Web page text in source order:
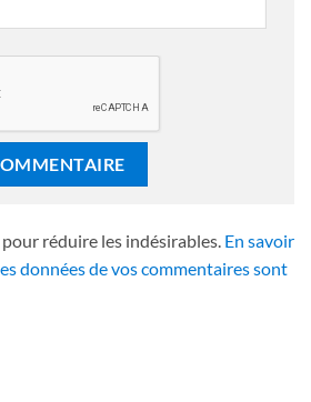
réduire les indésirables. En savoir
données de vos commentaires sont